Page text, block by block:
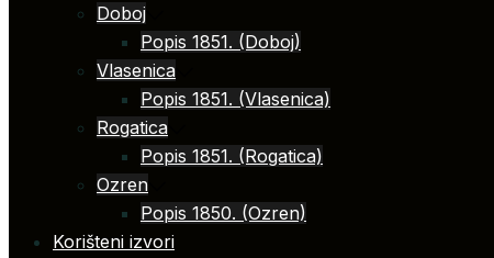
Doboj
Popis 1851. (Doboj)
Vlasenica
Popis 1851. (Vlasenica)
Rogatica
Popis 1851. (Rogatica)
Ozren
Popis 1850. (Ozren)
Korišteni izvori